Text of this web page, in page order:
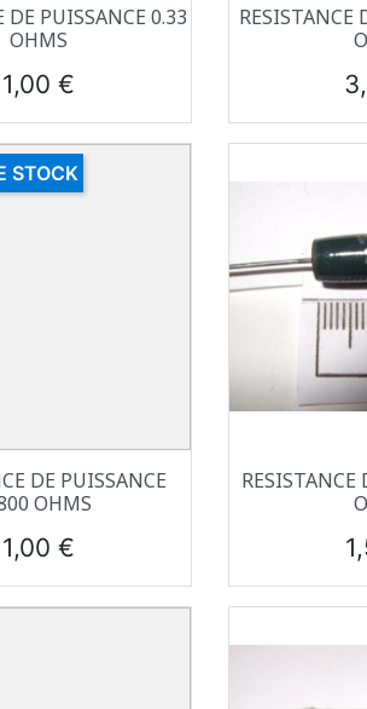
rapide
DE PUISSANCE 0.33
OHMS
Prix
1,00 €

RESISTANCE
rapide
DE PUISSANCE
OHMS
Prix
1,00 €
STOCK

RESISTANCE